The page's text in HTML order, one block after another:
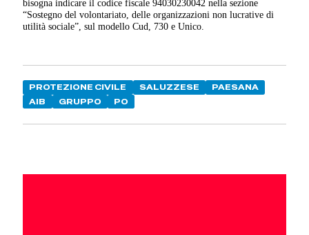
bisogna indicare il codice fiscale 94030230042 nella sezione
“Sostegno del volontariato, delle organizzazioni non lucrative di
utilità sociale”, sul modello Cud, 730 e Unico.
PROTEZIONE CIVILE SALUZZESE
PAESANA
AIB
GRUPPO PO